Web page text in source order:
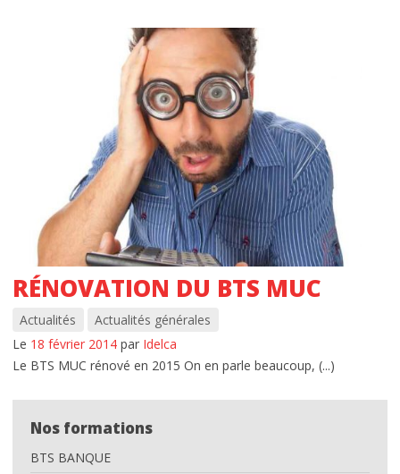
RÉNOVATION DU BTS MUC
Actualités
Actualités générales
Le 18 février 2014 par Idelca
Le BTS MUC rénové en 2015 On en parle beaucoup, (...)
Nos formations
BTS BANQUE
LE CAMPUS
L’histoire de l’école Idelca
Ecole à forte personnalité
Que deviennent-ils après les études?
Chiffres clés d’Idelca
Témoignages
Le cadre
Les news du BDE
INFORMATIONS
Admission à l’école
Spécial orientation